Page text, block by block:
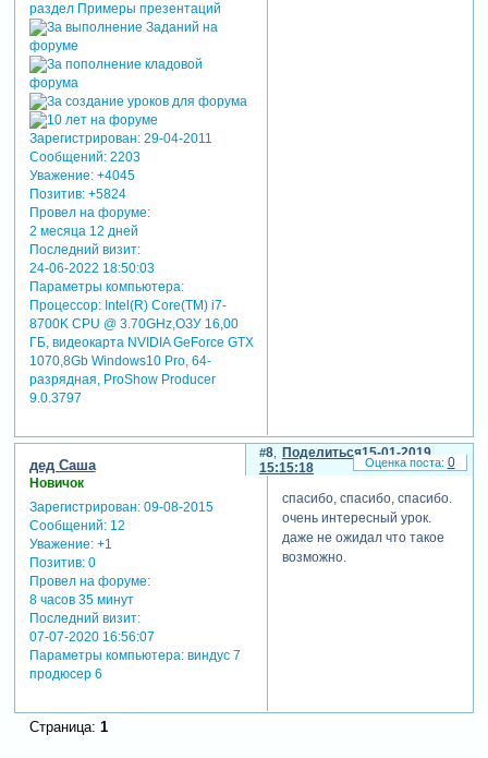
Зарегистрирован: 29-04-2011
Сообщений:2203
Уважение: +4045
Позитив: +5824
Провел на форуме:
2 месяца 12 дней
Последний визит:
24-06-2022 18:50:03
Параметры компьютера:
Процессор: Intel(R) Core(TM) i7-
8700K CPU @ 3.70GHz,ОЗУ 16,00
ГБ, видеокарта NVIDIA GeForce GTX
1070,8Gb Windows10 Pro, 64-
разрядная, ProShow Producer
9.0.3797
Поделиться
8
15-01-2019
15:15:18
дед Саша
Новичок
Зарегистрирован: 09-08-2015
Сообщений:12
Уважение: +1
Позитив: 0
Провел на форуме:
8 часов 35 минут
Последний визит:
07-07-2020 16:56:07
Параметры компьютера:виндус 7
продюсер 6
спасибо, спасибо, спасибо.
очень интересный урок.
даже не ожидал что такое
возможно.
0
Страница: 1